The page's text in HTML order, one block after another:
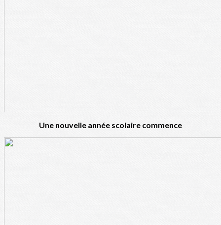
Une nouvelle année scolaire commence